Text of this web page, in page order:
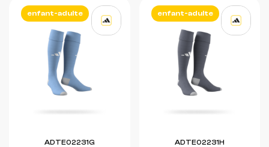
enfant-adulte
ADTE02231G
enfant-adulte
ADTE02231H